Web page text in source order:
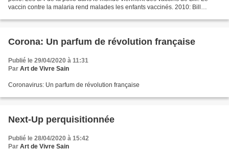
vaccin contre la malaria rend malades les enfants vaccinés. 2010: Bill
Corona: Un parfum de révolution française
Publié le 29/04/2020 à 11:31
Par Art de Vivre Sain
Coronavirus: Un parfum de révolution française
Next-Up perquisitionnée
Publié le 28/04/2020 à 15:42
Par Art de Vivre Sain